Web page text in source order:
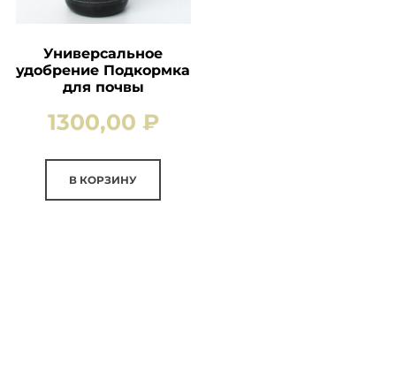
Универсальное
удобрение Подкормка
для почвы
1300,00 ₽
В КОРЗИНУ